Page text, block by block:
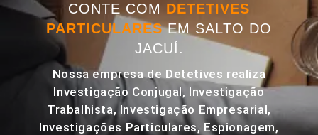
CONTE COM DETETIVES
PARTICULARESEM SALTO DO
JACUÍ.
Nossa empresa de Detetives realiza
Investigação Conjugal, Investigação
Trabalhista, Investigação Empresarial,
Investigações Particulares, Espionagem,